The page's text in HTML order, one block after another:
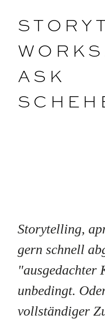
ASK
Storytelling,
gern schnell
"ausgedachter
unbedingt.
vollständiger